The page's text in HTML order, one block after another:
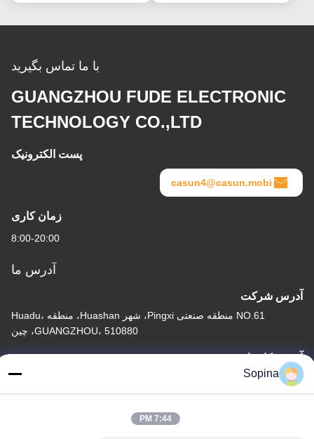
با ما تماس بگیرید
GUANGZHOU FUDE ELECTRONIC
TECHNOLOGY CO.,LTD
پست الکترونیک
casun4@casun.mobi
زمان کاری
8:00-20:00
آدرس ما
آدرس شرکت
NO.61 منطقه صنعتی Pingxi، شهر Huashan، منطقه Huadu،
GUANGZHOU، 510880، چین
آدرس کارخانه
NO.61 منطقه صنعتی Pingxi، شهر Huashan، منطقه Huadu،
GUANGZHOU، 510880، چین
Sopina
7:44 PM